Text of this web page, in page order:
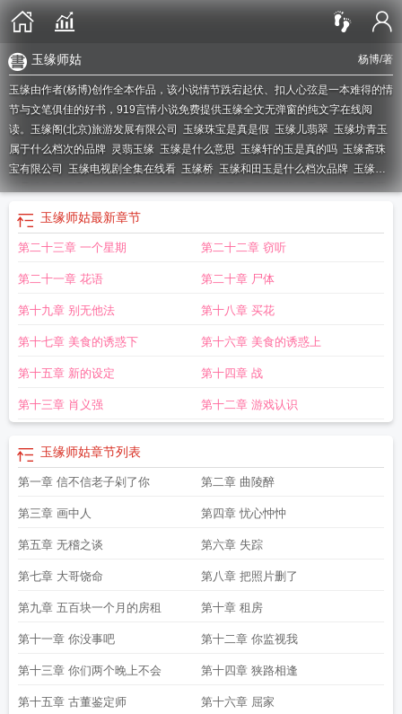
杨博/著
玉缘师姑
玉缘由作者(杨博)创作全本作品，该小说情节跌宕起伏、扣人心弦是一本难得的情
节与文笔俱佳的好书，919言情小说免费提供玉缘全文无弹窗的纯文字在线阅
读。 玉缘阁(北京)旅游发展有限公司 玉缘珠宝是真是假 玉缘儿翡翠 玉缘坊青玉
属于什么档次的品牌 灵翡玉缘 玉缘是什么意思 玉缘轩的玉是真的吗 玉缘斋珠
宝有限公司 玉缘电视剧全集在线看 玉缘桥 玉缘和田玉是什么档次品牌 玉缘师
姑是谁?玉缘号方生的故事啥表现玉缘阁和田玉玉缘珠宝公司长明灯照青玉
玉缘珠宝官网 玉缘阁珠宝是正品吗
是什么品牌
车玉缘阁的东西是真的吗 玉缘免费阅读全文玉缘阁是正规品牌吗
生玉缘玉缘阁的翡翠是真的么 玉缘阁珠宝是真是假 遇缘号放生龟
意思玉缘坊黄玉酒价格表 玉缘千里微信名字好不好
表玉缘路地铁站出口示意图 玉缘昆仑山直播间玉缘千里什么意思
部(锦山大街店)怎么样
玉缘坊黄玉酒价格表大全厚德载玉缘
玉好不好玉缘电视剧免费观看全集高清玉缘路地铁站青山藏玉缘
玉缘玉缘阁珠宝玉缘路属于哪个区玉缘珠宝是真的吗玉缘路属于哪个街道乱
世玉缘40集全免费观看玉缘坊青玉酒价格表
珠宝官方旗舰店是真货吗玉缘的拼音玉缘的玉值得买吗乱世玉缘玉缘翡翠原
石直播玉缘电视剧全集在线看免费 玉缘饭店玉缘阁怎么样
宝直播玉缘错 嫡女的快意人生 全图增评金玉缘 玉缘路到昆明南站多长时间
游发展有限公司玉缘珠宝直播间 玉缘电视剧剧情介绍
片玉缘人丽哥卖的是真货吗 玉缘阁的玉是真的么玉缘黄龙玉原石 缅黄原石
缘翡翠石直播间是正品吗玉缘珠宝老板是谁玉缘路地铁站是几号线
局玉缘路地铁站到昆明站火车站 玉缘珠宝店铺玉缘湾高粱酒
田玉怎么样 玉缘阁是什么意思 玉缘珠宝的东西真嘛 玉渊潭公园
姑玉缘轩
玉缘师姑最新章节
第二十三章 一个星期 第二十二章 窃听
第二十一章 花语 第二十章 尸体
第十九章 别无他法 第十八章 买花
第十七章 美食的诱惑下 第十六章 美食的诱惑上
第十五章 新的设定 第十四章 战
第十三章 肖义强 第十二章 游戏认识
玉缘师姑章节列表
第一章 信不信老子剁了你 第二章 曲陵醉
第三章 画中人 第四章 忧心忡忡
第五章 无稽之谈 第六章 失踪
第七章 大哥饶命 第八章 把照片删了
第九章 五百块一个月的房租 第十章 租房
第十一章 你没事吧 第十二章 你监视我
第十三章 你们两个晚上不会 第十四章 狭路相逢
第十五章 古董鉴定师 第十六章 屈家